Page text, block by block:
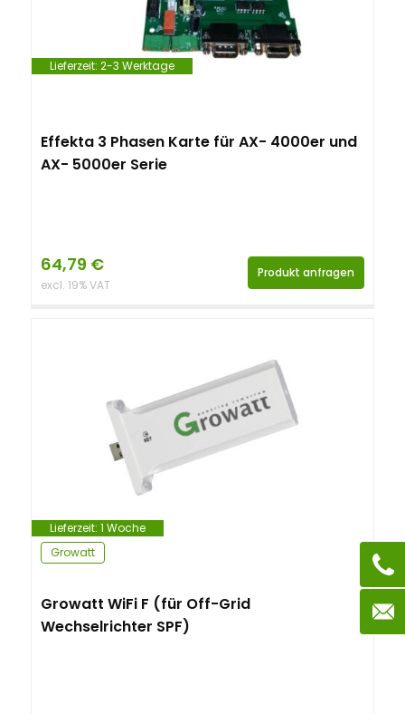
Lieferzeit: 2-3 Werktage
Effekta 3 Phasen Karte für AX- 4000er und
AX- 5000er Serie
64,79 €
excl. 19% VAT
Produkt anfragen
Lieferzeit: 1 Woche
Growatt
Growatt WiFi F (für Off-Grid
Wechselrichter SPF)